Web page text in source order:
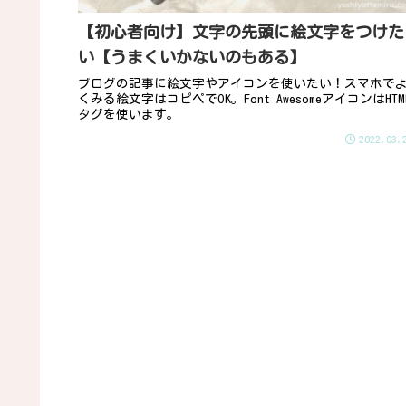
【初心者向け】文字の先頭に絵文字をつけた
い【うまくいかないのもある】
ブログの記事に絵文字やアイコンを使いたい！スマホでよ
くみる絵文字はコピペでOK。Font Awesomeアイコンは
タグを使います。